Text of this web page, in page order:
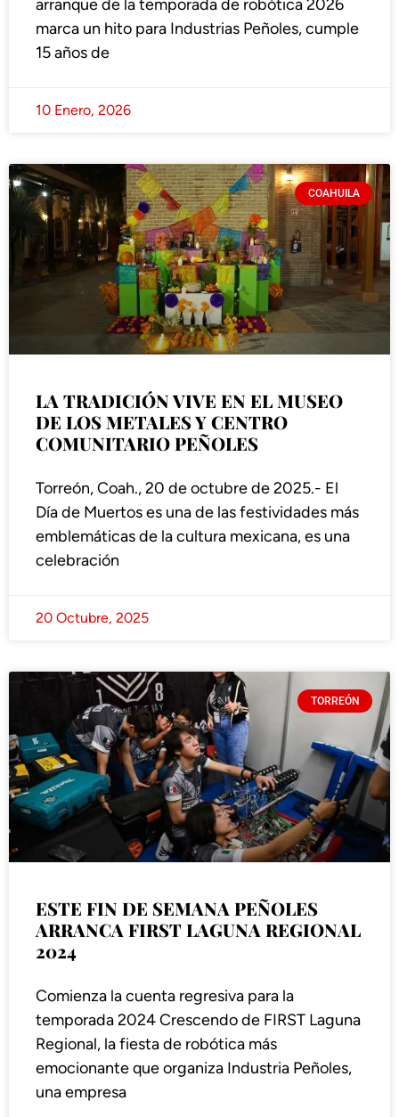
arranque de la temporada de robótica 2026
marca un hito para Industrias Peñoles, cumple
15 años de
10 Enero, 2026
COAHUILA
LA TRADICIÓN VIVE EN EL MUSEO
DE LOS METALES Y CENTRO
COMUNITARIO PEÑOLES
Torreón, Coah., 20 de octubre de 2025.- El
Día de Muertos es una de las festividades más
emblemáticas de la cultura mexicana, es una
celebración
20 Octubre, 2025
TORREÓN
ESTE FIN DE SEMANA PEÑOLES
ARRANCA FIRST LAGUNA REGIONAL
2024
Comienza la cuenta regresiva para la
temporada 2024 Crescendo de FIRST Laguna
Regional, la fiesta de robótica más
emocionante que organiza Industria Peñoles,
una empresa